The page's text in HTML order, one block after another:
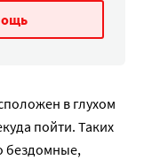
в глухом
пойти. Таких
бездомные,